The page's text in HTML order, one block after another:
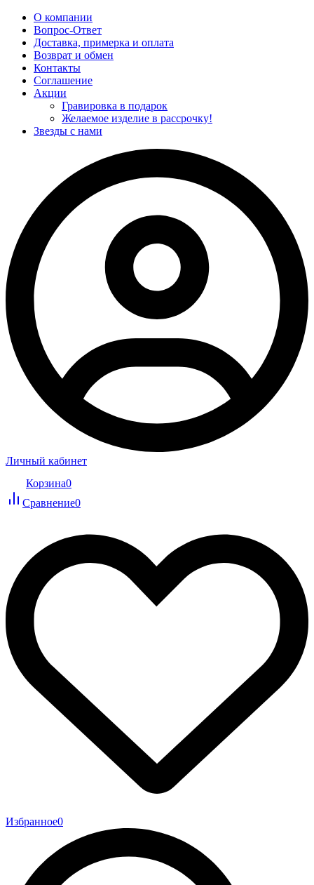
О компании
Вопрос-Ответ
Доставка, примерка и оплата
Возврат и обмен
Контакты
Соглашение
Акции
Гравировка в подарок
Желаемое изделие в рассрочку!
Звезды с нами
Личный кабинет
Корзина0
Сравнение0
Избранное0